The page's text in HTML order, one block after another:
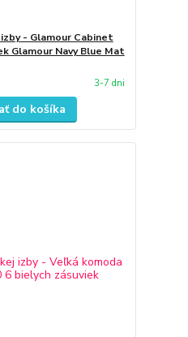
- Glamour Cabinet
Glamour Navy Blue Mat
3-7 dni
do košíka